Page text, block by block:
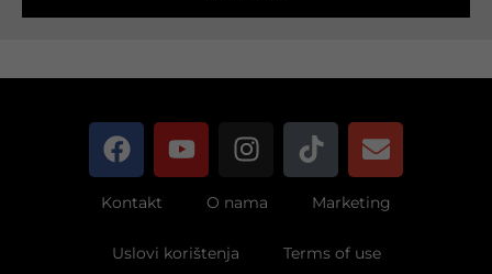
Kontakt O nama Marketing
Uslovi korištenja Terms of use